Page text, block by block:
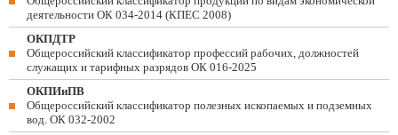
деятельности ОК 034-2014 (КПЕС 2008)
ОКПДТР
Общероссийский классификатор профессий рабочих, должностей
служащих и тарифных разрядов ОК 016-2025
ОКПИиПВ
Общероссийский классификатор полезных ископаемых и подземных
вод. ОК 032-2002